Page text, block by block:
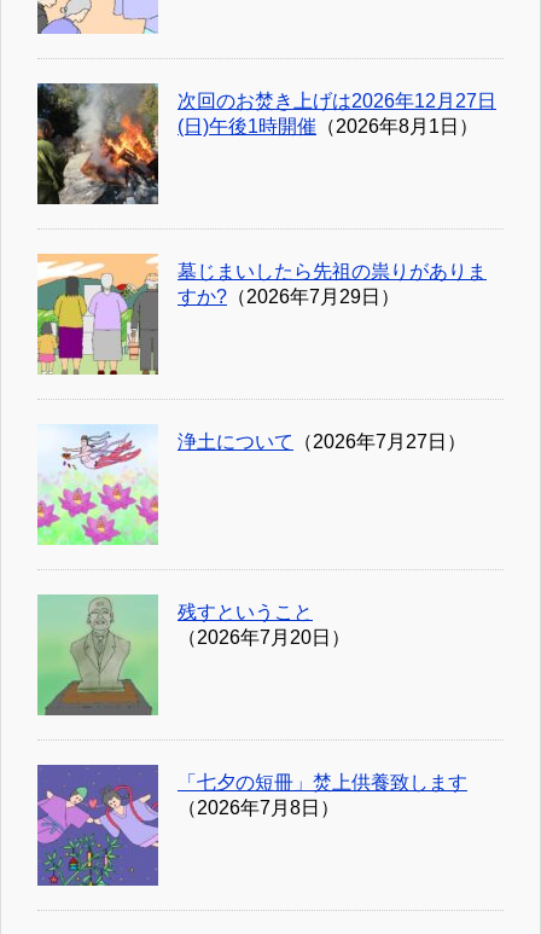
次回のお焚き上げは2026年12月27日
(日)午後1時開催 （2026年8月1日）
墓じまいしたら先祖の祟りがありま
すか? （2026年7月29日）
浄土について （2026年7月27日）
残すということ
（2026年7月20日）
「七夕の短冊」焚上供養致します
（2026年7月8日）